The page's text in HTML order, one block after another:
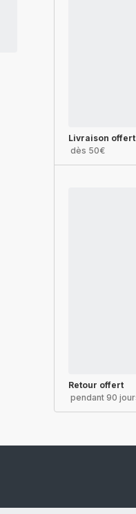
Livraison
dès 50€
Retour offert
pendant 90